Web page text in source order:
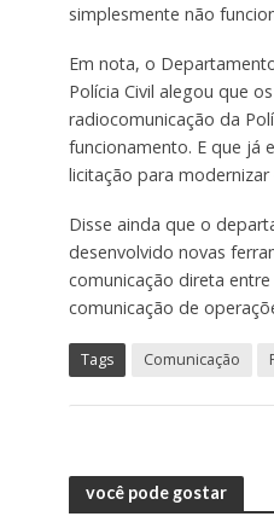
simplesmente não
Em nota, o
Polícia Civil alegou que
radiocomunicação da
funcionamento. E que já
licitação para modernizar
Disse ainda que o
desenvolvido novas
comunicação direta
comunicação de
Tags Comunicação
você pode gostar